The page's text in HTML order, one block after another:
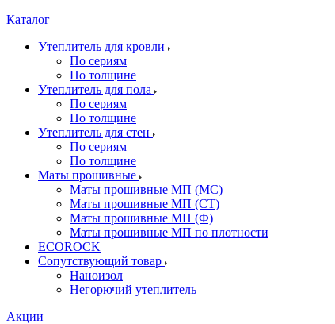
Каталог
Утеплитель для кровли
По сериям
По толщине
Утеплитель для пола
По сериям
По толщине
Утеплитель для стен
По сериям
По толщине
Маты прошивные
Маты прошивные МП (МС)
Маты прошивные МП (СТ)
Маты прошивные МП (Ф)
Маты прошивные МП по плотности
ECOROCK
Сопутствующий товар
Наноизол
Негорючий утеплитель
Акции